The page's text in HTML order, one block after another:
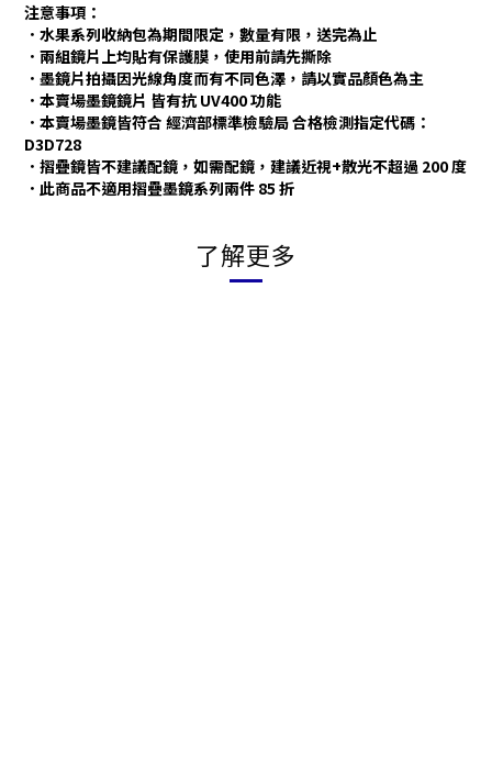
注意事項：
．水果系列收納包為期間限定，數量有限，送完為止
．兩組鏡片上均貼有保護膜，使用前請先撕除
．墨鏡片拍攝因光線角度而有不同色澤，請以實品顏色為主
．本賣場墨鏡鏡片 皆有抗 UV400 功能
．本賣場墨鏡皆符合 經濟部標準檢驗局 合格檢測指定代碼：
D3D728
．摺疊鏡皆不建議配鏡，如需配鏡，建議近視+散光不超過 200 度
．此商品不適用摺疊墨鏡系列兩件 85 折
了解更多